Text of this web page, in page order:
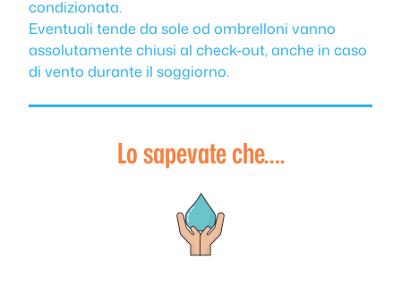
condizionata.
Eventuali tende da sole od ombrelloni vanno
assolutamente chiusi al check-out, anche in caso
di vento durante il soggiorno.
Lo sapevate che….